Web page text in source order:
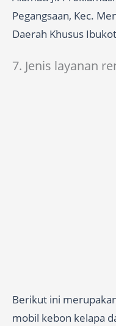
Pegangsaan, Kec.
Daerah Khusus
7. Jenis layanan
Berikut ini
mobil kebon kelapa